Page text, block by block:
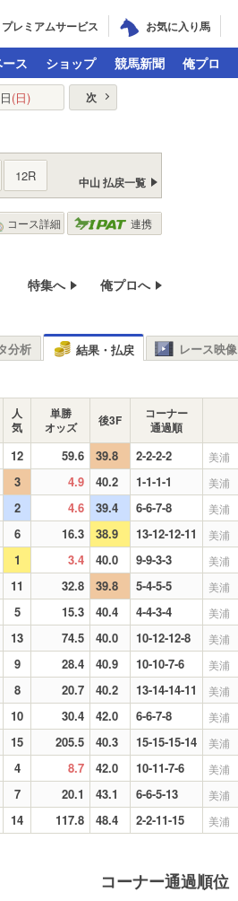
プレミアムサービス お気に入り馬
ス ショップ 競馬新聞 俺プロ
(日) 次
12R 中山 払戻一覧
コース詳細 連携
特集へ 俺プロへ
分析 結果・払戻 レース映像
人
気
単勝
オッズ
後3F
コーナー
通過順
12 59.6 39.8 2-2-2-2 美浦
3 4.9 40.2 1-1-1-1 美浦
2 4.6 39.4 6-6-7-8 美浦
6 16.3 38.9 13-12-12-11 美浦
1 3.4 40.0 9-9-3-3 美浦
11 32.8 39.8 5-4-5-5 美浦
5 15.3 40.4 4-4-3-4 美浦
13 74.5 40.0 10-12-12-8 美浦
9 28.4 40.9 10-10-7-6 美浦
8 20.7 40.2 13-14-14-11 美浦
10 30.4 42.0 6-6-7-8 美浦
15 205.5 40.3 15-15-15-14 美浦
4 8.7 42.0 10-11-7-6 美浦
7 20.1 43.1 6-6-5-13 美浦
14 117.8 48.4 2-2-11-15 美浦
コーナー通過順位